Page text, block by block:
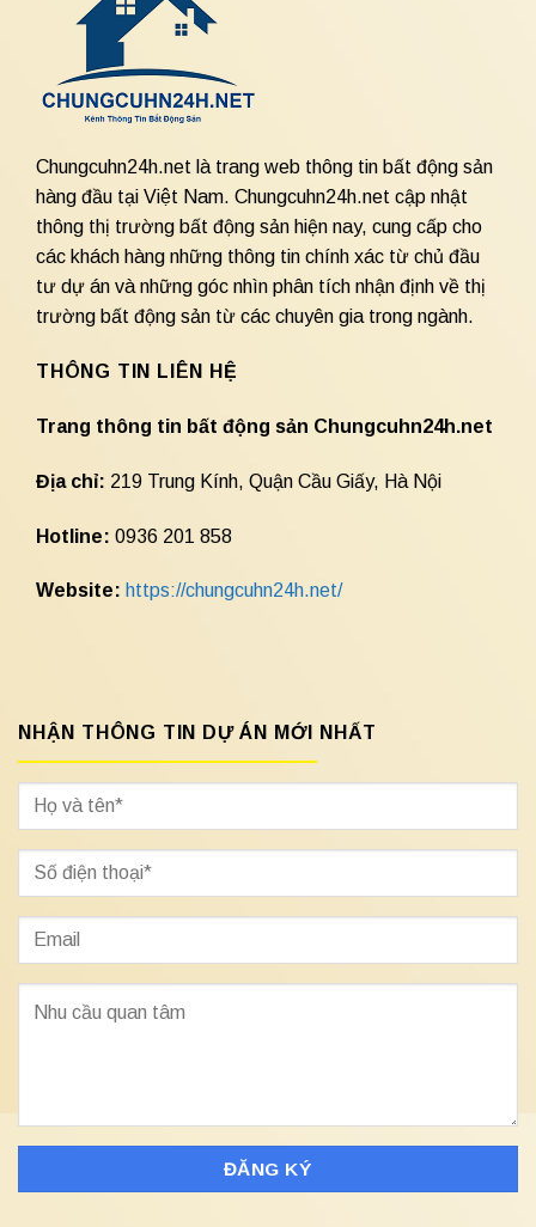
Chungcuhn24h.net là trang web thông tin bất động sản
hàng đầu tại Việt Nam. Chungcuhn24h.net cập nhật
thông thị trường bất động sản hiện nay, cung cấp cho
các khách hàng những thông tin chính xác từ chủ đầu
tư dự án và những góc nhìn phân tích nhận định về thị
trường bất động sản từ các chuyên gia trong ngành.
THÔNG TIN LIÊN HỆ
Trang thông tin bất động sản Chungcuhn24h.net
Địa chỉ: 219 Trung Kính, Quận Cầu Giấy, Hà Nội
Hotline: 0936 201 858
Website: https://chungcuhn24h.net/
NHẬN THÔNG TIN DỰ ÁN MỚI NHẤT